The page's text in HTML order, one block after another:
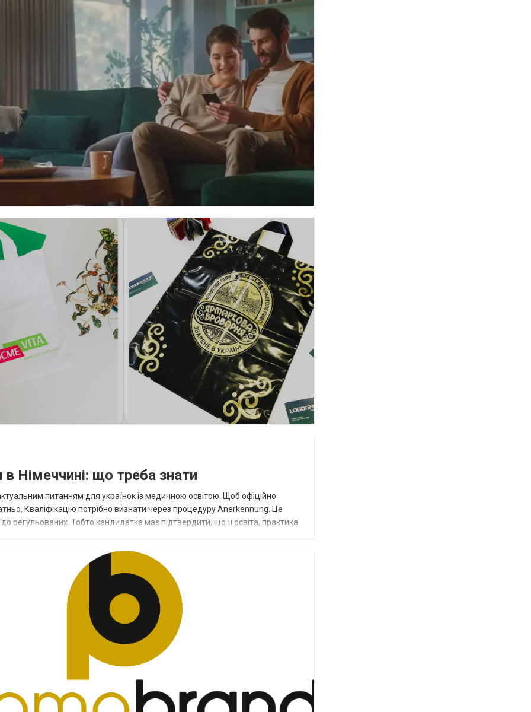
Німеччині: що треба знати
питанням для українок із медичною освітою. Щоб офіційно
Кваліфікацію потрібно визнати через процедуру Anerkennung. Це
регульованих. Тобто кандидатка має підтвердити, що її освіта, практика